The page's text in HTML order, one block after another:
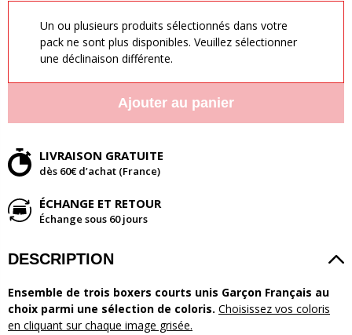
Un ou plusieurs produits sélectionnés dans votre
pack ne sont plus disponibles. Veuillez sélectionner
une déclinaison différente.
Ajouter au panier
LIVRAISON GRATUITE
dès 60€ d’achat (France)
ÉCHANGE ET RETOUR
Échange sous 60 jours
DESCRIPTION
Ensemble de trois boxers courts unis Garçon Français au
choix parmi une sélection de coloris. Choisissez vos coloris
en cliquant sur chaque image grisée.